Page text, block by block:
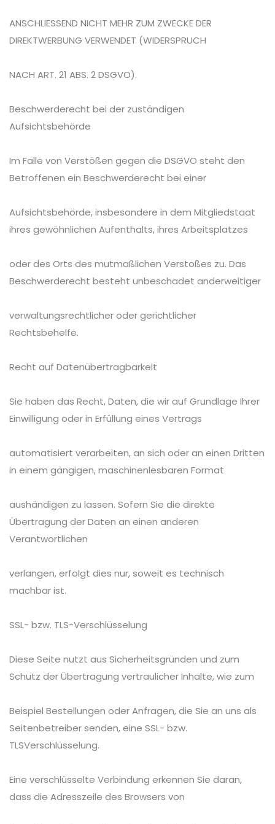
ANSCHLIESSEND NICHT MEHR ZUM ZWECKE DER
DIREKTWERBUNG VERWENDET (WIDERSPRUCH
NACH ART. 21 ABS. 2 DSGVO).
Beschwerderecht bei der zuständigen
Aufsichtsbehörde
Im Falle von Verstößen gegen die DSGVO steht den
Betroffenen ein Beschwerderecht bei einer
Aufsichtsbehörde, insbesondere in dem Mitgliedstaat
ihres gewöhnlichen Aufenthalts, ihres Arbeitsplatzes
oder des Orts des mutmaßlichen Verstoßes zu. Das
Beschwerderecht besteht unbeschadet anderweitiger
verwaltungsrechtlicher oder gerichtlicher
Rechtsbehelfe.
Recht auf Datenübertragbarkeit
Sie haben das Recht, Daten, die wir auf Grundlage Ihrer
Einwilligung oder in Erfüllung eines Vertrags
automatisiert verarbeiten, an sich oder an einen Dritten
in einem gängigen, maschinenlesbaren Format
aushändigen zu lassen. Sofern Sie die direkte
Übertragung der Daten an einen anderen
Verantwortlichen
verlangen, erfolgt dies nur, soweit es technisch
machbar ist.
SSL- bzw. TLS-Verschlüsselung
Diese Seite nutzt aus Sicherheitsgründen und zum
Schutz der Übertragung vertraulicher Inhalte, wie zum
Beispiel Bestellungen oder Anfragen, die Sie an uns als
Seitenbetreiber senden, eine SSL- bzw.
TLSVerschlüsselung.
Eine verschlüsselte Verbindung erkennen Sie daran,
dass die Adresszeile des Browsers von